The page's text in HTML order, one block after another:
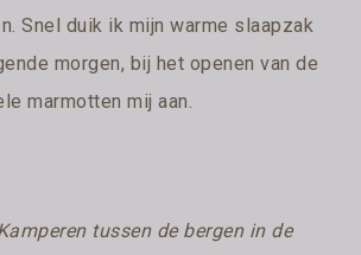
Snel duik ik mijn warme slaapzak
morgen, bij het openen van de
marmotten mij aan.
tussen de bergen in de